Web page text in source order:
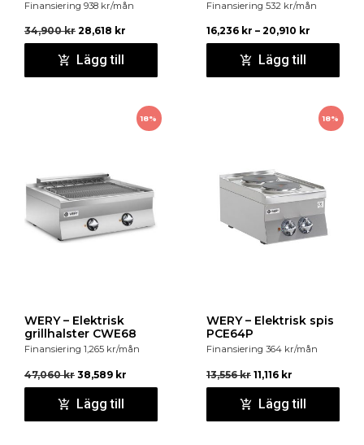
Finansiering 938 kr/mån
34,900kr 28,618 kr
Lägg till
Finansiering 532 kr/mån
16,236 kr – 20,910 kr
Lägg till
18%
WERY – Elektrisk
grillhalster CWE68
Finansiering 1,265 kr/mån
47,060kr 38,589 kr
Lägg till
18%
WERY – Elektrisk spis
PCE64P
Finansiering 364 kr/mån
13,556kr 11,116 kr
Lägg till